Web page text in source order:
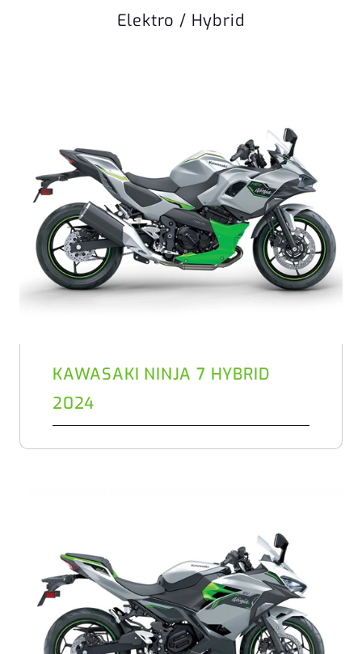
Elektro / Hybrid
KAWASAKI NINJA 7 HYBRID
2024